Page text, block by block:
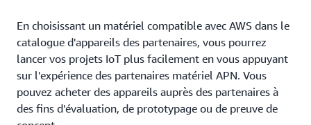
En choisissant un matériel compatible avec AWS dans le
catalogue d'appareils des partenaires, vous pourrez
lancer vos projets IoT plus facilement en vous appuyant
sur l'expérience des partenaires matériel APN. Vous
pouvez acheter des appareils auprès des partenaires à
des fins d'évaluation, de prototypage ou de preuve de